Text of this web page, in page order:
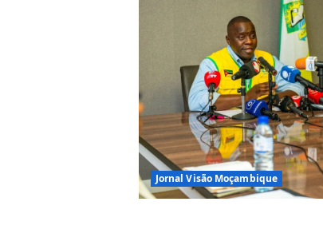
Jornal Visão Moçambique